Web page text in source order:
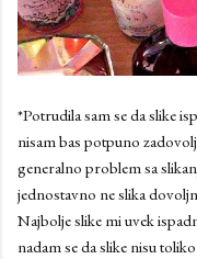
*Potrudila sam se da slike
nisam bas potpuno
generalno problem sa
jednostavno ne slika
Najbolje slike mi uvek
nadam se da slike nisu